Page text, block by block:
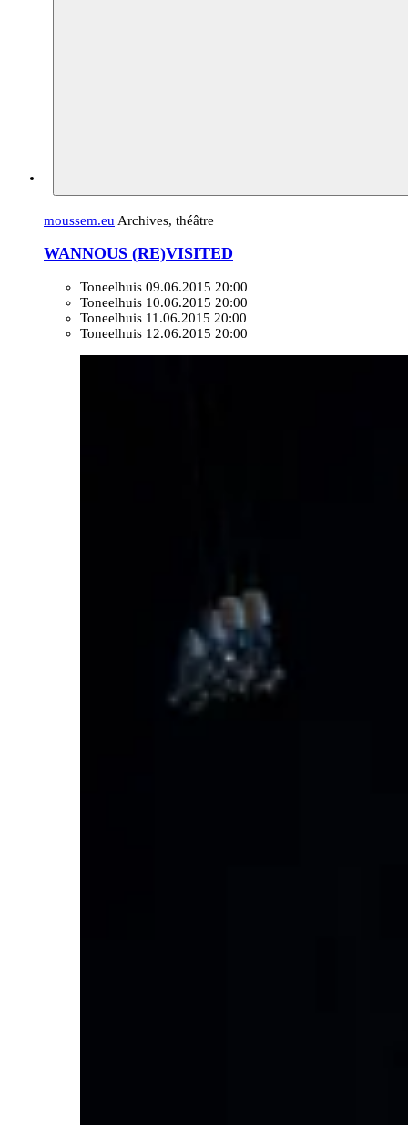
moussem.eu Archives, théâtre
WANNOUS (RE)VISITED
Toneelhuis 09.06.2015 20:00
Toneelhuis 10.06.2015 20:00
Toneelhuis 11.06.2015 20:00
Toneelhuis 12.06.2015 20:00